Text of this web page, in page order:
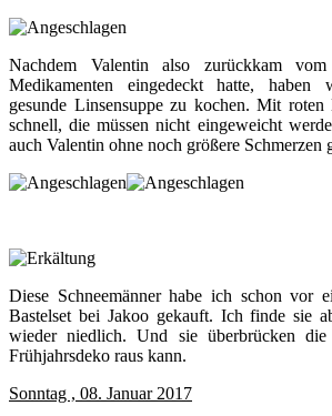
Nachdem Valentin also zurückkam
Medikamenten eingedeckt hatte, haben
gesunde Linsensuppe zu kochen. Mit
schnell, die müssen nicht eingeweicht
auch Valentin ohne noch größere Schmerzen
Diese Schneemänner habe ich schon vor
Bastelset bei Jakoo gekauft. Ich finde sie
wieder niedlich. Und sie überbrücken
Frühjahrsdeko raus kann.
Sonntag , 08. Januar 2017